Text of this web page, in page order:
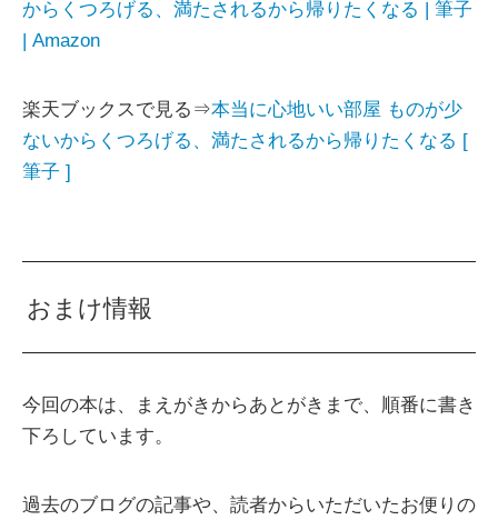
からくつろげる、満たされるから帰りたくなる | 筆子
| Amazon
楽天ブックスで見る⇒本当に心地いい部屋 ものが少
ないからくつろげる、満たされるから帰りたくなる [
筆子 ]
おまけ情報
今回の本は、まえがきからあとがきまで、順番に書き
下ろしています。
過去のブログの記事や、読者からいただいたお便りの